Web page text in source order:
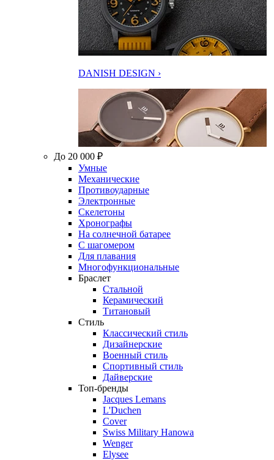
DANISH DESIGN ›
До 20 000 ₽
Умные
Механические
Противоударные
Электронные
Скелетоны
Хронографы
На солнечной батарее
С шагомером
Для плавания
Многофункциональные
Браслет
Стальной
Керамический
Титановый
Стиль
Классический стиль
Дизайнерские
Военный стиль
Спортивный стиль
Дайверские
Топ-бренды
Jacques Lemans
L'Duchen
Cover
Swiss Military Hanowa
Wenger
Elysee